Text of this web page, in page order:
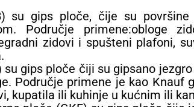
su gips ploče, čije su
Područje primene:obloge
zidovi i spušteni plafoni,
su gips ploče čiji su gipsano
Područje primene je kao Knauf
kupatila ili kuhinje u kućnim ili